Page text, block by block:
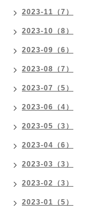
2023-11（7）
2023-10（8）
2023-09（6）
2023-08（7）
2023-07（5）
2023-06（4）
2023-05（3）
2023-04（6）
2023-03（3）
2023-02（3）
2023-01（5）